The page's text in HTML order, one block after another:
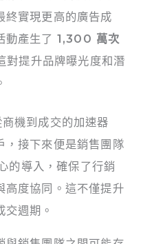
終實現更高的廣告成
動產生了 1,300 萬次
對提升品牌曝光度和潛
機到成交的加速器
，接下來便是銷售團隊
導入，確保了行銷
高度協同。這不僅提升
週期。